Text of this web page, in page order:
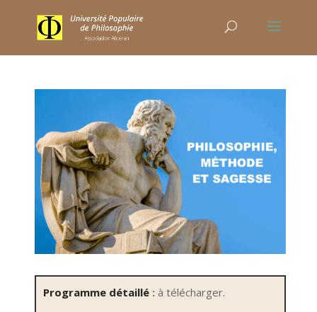
Programme détaillé : à télécharger.